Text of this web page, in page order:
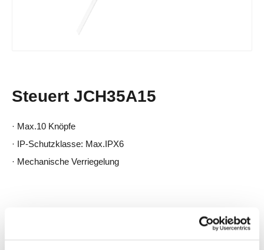
Steuert JCH35A15
· Max.10 Knöpfe
· IP-Schutzklasse: Max.IPX6
· Mechanische Verriegelung